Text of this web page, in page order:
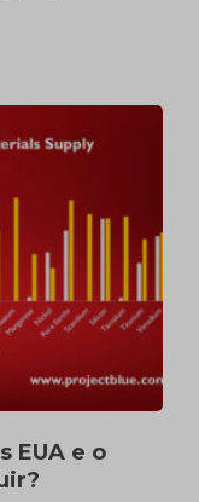
EUA e o